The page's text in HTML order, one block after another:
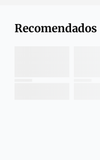
Recomendados